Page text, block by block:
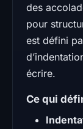
des
pour
est défini
écrire.
Ce qui